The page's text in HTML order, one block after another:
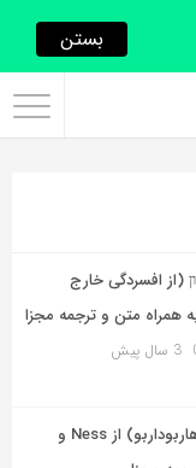
(از افسردگی خارج
3 سال پیش
آهنگ عبری חרבו דרבו (هاربوداربو) از Ness و
بستن